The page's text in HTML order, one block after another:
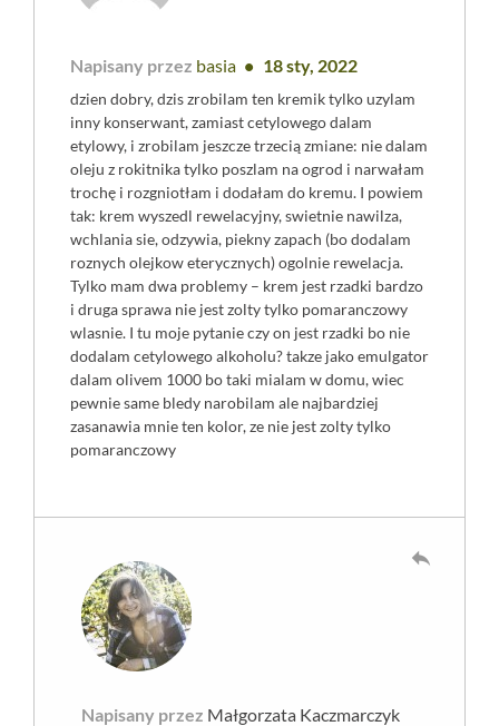
Napisany przez basia 18 sty, 2022
dzien dobry, dzis zrobilam ten kremik tylko uzylam
inny konserwant, zamiast cetylowego dalam
etylowy, i zrobilam jeszcze trzecią zmiane: nie dalam
oleju z rokitnika tylko poszlam na ogrod i narwałam
trochę i rozgniotłam i dodałam do kremu. I powiem
tak: krem wyszedl rewelacyjny, swietnie nawilza,
wchlania sie, odzywia, piekny zapach (bo dodalam
roznych olejkow eterycznych) ogolnie rewelacja.
Tylko mam dwa problemy – krem jest rzadki bardzo
i druga sprawa nie jest zolty tylko pomaranczowy
wlasnie. I tu moje pytanie czy on jest rzadki bo nie
dodalam cetylowego alkoholu? takze jako emulgator
dalam olivem 1000 bo taki mialam w domu, wiec
pewnie same bledy narobilam ale najbardziej
zasanawia mnie ten kolor, ze nie jest zolty tylko
pomaranczowy
Napisany przez Małgorzata Kaczmarczyk
reply